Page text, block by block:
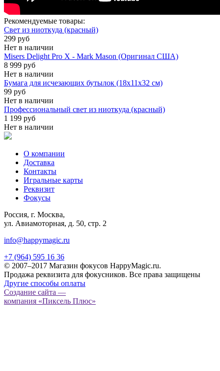
Рекомендуемые товары:
Свет из ниоткуда (красный)
299 руб
Нет в наличии
Misers Delight Pro X - Mark Mason (Оригинал США)
8 999 руб
Нет в наличии
Бумага для исчезающих бутылок (18х11х32 см)
99 руб
Нет в наличии
Профессиональный свет из ниоткуда (красный)
1 199 руб
Нет в наличии
О компании
Доставка
Контакты
Игральные карты
Реквизит
Фокусы
Россия, г. Москва,
ул. Авиамоторная, д. 50, стр. 2
info@happymagic.ru
+7 (964) 595 16 36
© 2007–2017 Магазин фокусов HappyMagic.ru.
Продажа реквизита для фокусников. Все права защищены
Другие способы оплаты
Создание сайта —
компания «Пиксель Плюс»